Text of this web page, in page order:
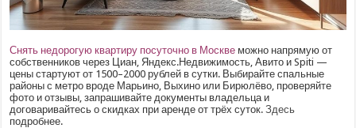
Снять недорогую квартиру посуточно в Москве можно напрямую от
собственников через Циан, Яндекс.Недвижимость, Авито и Spiti —
цены стартуют от 1500–2000 рублей в сутки. Выбирайте спальные
районы с метро вроде Марьино, Выхино или Бирюлёво, проверяйте
фото и отзывы, запрашивайте документы владельца и
договаривайтесь о скидках при аренде от трёх суток.Здесь
подробнее.